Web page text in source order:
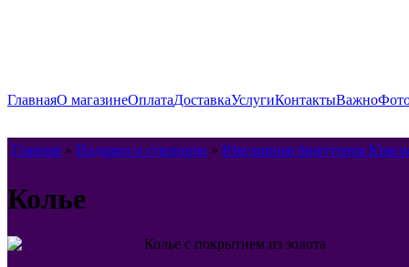
ГлавнаяО магазинеОплатаДоставкаУслугиКонтактыВажно
Главная » Подарки и сувениры » Ювелирная бижутерия
Колье
Колье с покрытием из золота